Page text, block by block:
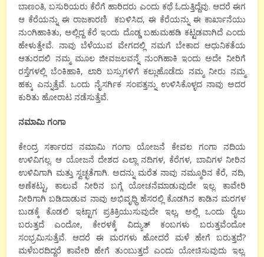
ಬಾಣಂತಿ, ಬಸುರಿಯರು ಕೆರೆಗೆ ಹಾರಿದರು ಎಂದು ಕಥೆ ಓದುತ್ತಿದ್ದೆವು. ಆದರೆ ಈಗ
ಆ ಕೆರೆಯನ್ನು ಈ ರಾಜಕಾರಣಿ ಕಬಳಿಸಿದ, ಈ ಕೆರೆಯನ್ನು ಈ ಕಾರ್ಖಾನೆಯು
ನುಂಗಿಹಾಕಿತು, ಅಲ್ಲಿದ್ದ ಕೆರೆ ಇಂದು ದೊಡ್ಡ ಬಹುಮಹಡಿ ಕಟ್ಟಡವಾಗಿದೆ ಎಂದು
ಹೇಳುತ್ತೇವೆ. ನಾವು ಬೆಳೆಯುವ ವೇಗದಲ್ಲಿ ನಮಗೆ ಬೇಕಾದ ಆಧುನಿಕತೆಯ
ಆತುರದಲಿ ನಮ್ಮ ಮೂಲ ಜೀವಜಲವನ್ನೆ ನುಂಗಿಹಾಕಿ ಇಂದು ಅದೇ ನೀರಿಗೆ
ರಸ್ತೆಗಳಲ್ಲಿ ಬೆಂಕಿಹಾಕಿ, ಲಾರಿ ಬಸ್ಸುಗಳಿಗೆ ಕಲ್ಲುಹೊಡೆದು ನಮ್ಮ ನೀರು ನಮ್ಮ
ಹಕ್ಕು ಎನ್ನುತ್ತೆವೆ. ಒಂದು ನೈಸರ್ಗಿಕ ಸಂಪತ್ತನ್ನು ಉಳಿಸಿಕೊಳ್ಳದ ನಾವು ಅದರ
ಕುರಿತು ಹೋರಾಟ ನಡೆಸುತ್ತೆವೆ.
ನಮಾಮಿ ಗಂಗಾ
ಕೇಂದ್ರ ಸರ್ಕಾರದ ನಮಾಮಿ ಗಂಗಾ ಯೋಜನೆ ಕೇವಲ ಗಂಗಾ ನದಿಯ
ಉಳಿವಿಗಲ್ಲ. ಆ ಯೋಜನೆ ದೇಶದ ಎಲ್ಲಾ ನದಿಗಳ, ಕೆರೆಗಳ, ಬಾವಿಗಳ ನೀರಿನ
ಉಳಿವಿಗಾಗಿ ಮತ್ತು ಸ್ವಚ್ಛತೆಗಾಗಿ. ಅದನ್ನು ಮರೆತ ನಾವು ನಮ್ಮೂರಿನ ಕೆರೆ, ನದಿ,
ಅಣೆಕಟ್ಟು, ಕಾಲುವೆ ನೀರಿನ ಬಗ್ಗೆ ಯೋಚನೆಮಾಡುವುದೇ ಇಲ್ಲ. ಕಾವೇರಿ
ನೀರಿಗಾಗಿ ಬಡಿದಾಡುವ ನಾವು ಅಭಿವೃಧ್ಧಿ ಹೆಸರಲ್ಲಿ ಕೊಡಗಿನ ಕಾಡಿನ ಮರಗಳ
ಬುಡಕ್ಕೆ ಕೊಡಲಿ ಇಟ್ಟಾಗ ಪ್ರತಿಕ್ರಿಯುಸುವುದೇ ಇಲ್ಲ, ಅಲ್ಲಿ ಒಂದು ರೈಲು
ಬರುತ್ತದೆ ಎಂದೋ, ಕೇರಳಕ್ಕೆ ವಿದ್ಯುತ್ ಕಂಬಗಳು ಬರುತ್ತವೆಂದೋ
ಸಂಭ್ರಮಿಸುತ್ತೆವೆ. ಆದರೆ ಈ ಮರಗಳು ಹೋದರೆ ಮಳೆ ಹೇಗೆ ಬರುತ್ತದೆ?
ಮಳೆಬರದಿದ್ದರೆ ಕಾವೇರಿ ಹೇಗೆ ತುಂಬುತ್ತದೆ ಎಂದು ಯೋಚಿಸುವುದು ಇಲ್ಲ.